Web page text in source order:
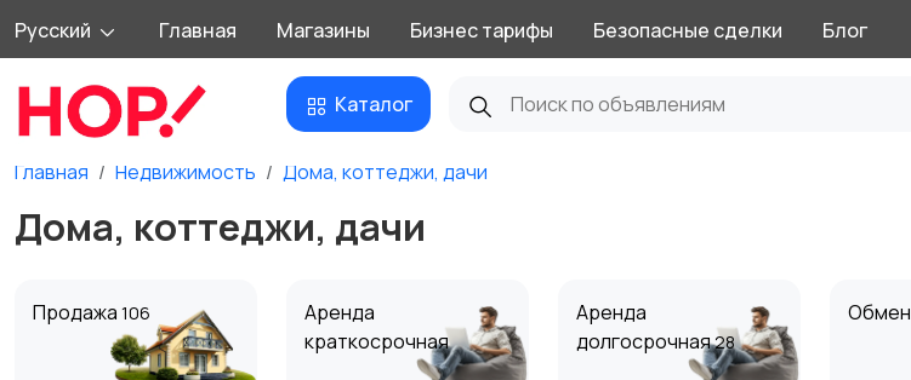
Русский Главная Магазины Бизнес тарифы Безопасные сделки Блог
Каталог
Главная Недвижимость Дома, коттеджи, дачи
Дома, коттеджи, дачи
Продажа 106
Аренда
краткосрочная
Аренда
долгосрочная28
Обмен